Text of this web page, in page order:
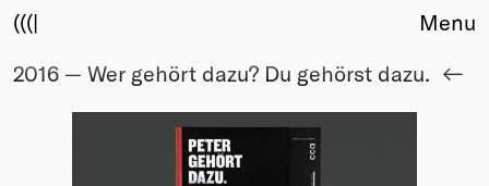
(((|
About
Menu
2016 — Wer gehört dazu? Du gehörst dazu.